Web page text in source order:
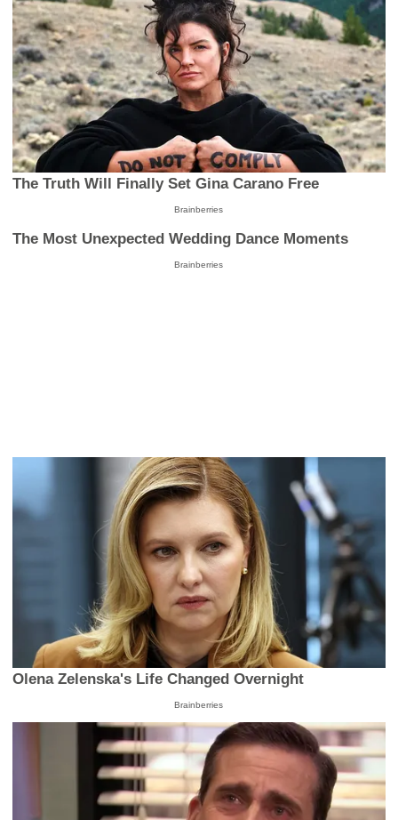
The Truth Will Finally Set Gina Carano Free
Brainberries
The Most Unexpected Wedding Dance Moments
Brainberries
Olena Zelenska's Life Changed Overnight
Brainberries